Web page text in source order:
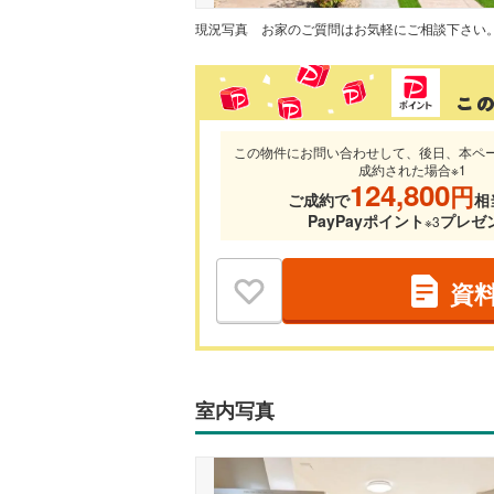
現況写真 お家のご質問はお気軽にご相談下さい
この物件にお問い合わせして、後日、本ペ
成約された場合※1
ご成約で124,800円相
PayPayポイント※3プレゼ
資
室内写真